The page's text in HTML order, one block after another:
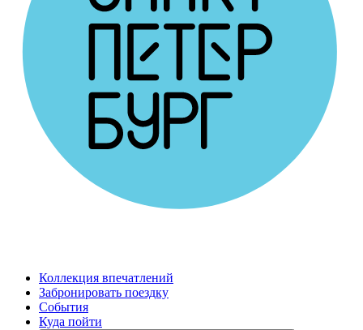
Коллекция впечатлений
Забронировать поездку
События
Куда пойти